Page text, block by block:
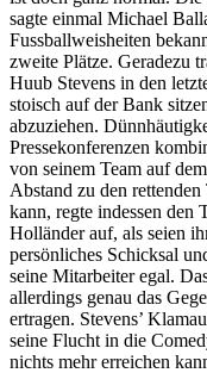
sagte einmal Michael
Fussballweisheiten
zweite Plätze. Geradezu
Huub Stevens in den
stoisch auf der Bank
abzuziehen.
Pressekonferenzen
von seinem Team auf
Abstand zu den
kann, regte indessen den
Holländer auf, als seien
persönliches Schicksal
seine Mitarbeiter egal.
allerdings genau das
ertragen. Stevens’
seine Flucht in die
nichts mehr erreichen